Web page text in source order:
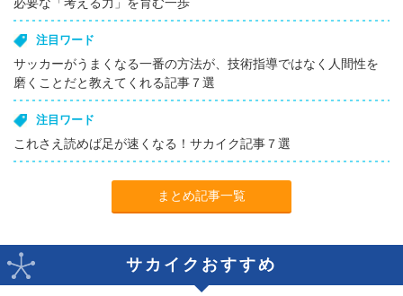
注目ワード
サッカーがうまくなる一番の方法が、技術指導ではなく人間性を
磨くことだと教えてくれる記事７選
注目ワード
これさえ読めば足が速くなる！サカイク記事７選
まとめ記事一覧
サカイクおすすめ